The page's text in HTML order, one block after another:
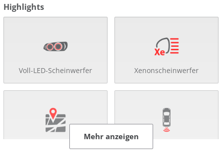
Highlights
Voll-LED-Scheinwerfer Xenonscheinwerfer
Mehr anzeigen